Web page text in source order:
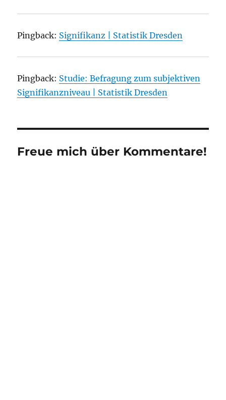
Pingback: Signifikanz | Statistik Dresden
Pingback: Studie: Befragung zum subjektiven
Signifikanzniveau | Statistik Dresden
Freue mich über Kommentare!